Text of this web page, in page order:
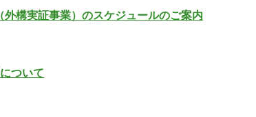
構実証事業）のスケジュールのご案内
ついて